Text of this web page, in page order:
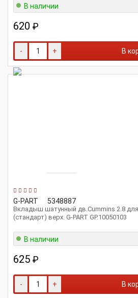
В наличии
620 ₽
- + В
G-PART 5348887
Вкладыш шатунный дв.Cummins 2.8
(стандарт) верх. G-PART GP.10050103
В наличии
625 ₽
- + В